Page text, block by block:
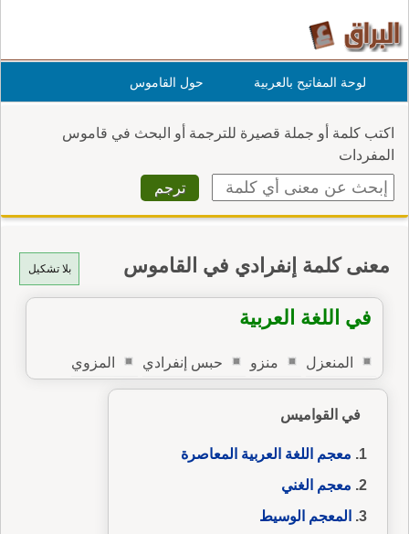
لوحة المفاتيح بالعربية حول القاموس
اكتب كلمة أو جملة قصيرة للترجمة أو البحث في قاموس
المفردات
بلا تشكيل معنى كلمة إنفرادي في القاموس
في اللغة العربية
المنعزل منزو حبس إنفرادي المزوي
في القواميس
معجم اللغة العربية المعاصرة
معجم الغني
المعجم الوسيط